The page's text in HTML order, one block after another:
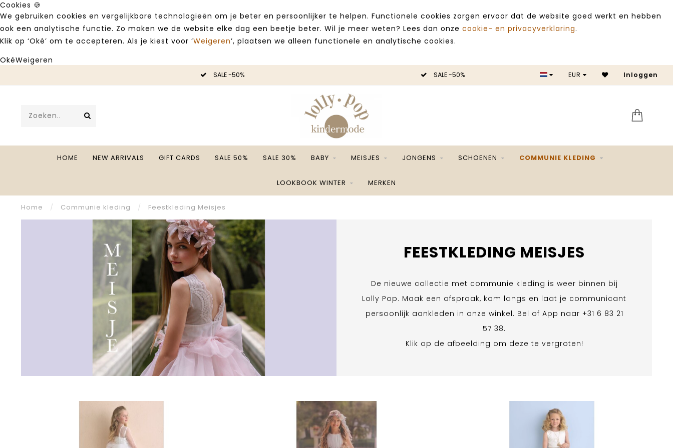
Cookies 🍪
We gebruiken cookies en vergelijkbare technologieën om je beter en persoonlijker te helpen. Functionele cookies zorgen ervoor dat de website goed werkt en hebben
ook een analytische functie. Zo maken we de website elke dag een beetje beter. Wil je meer weten? Lees dan onze cookie- en privacyverklaring.
Klik op ‘Oké’ om te accepteren. Als je kiest voor ‘Weigeren’, plaatsen we alleen functionele en analytische cookies.
OkéWeigeren
SALE -50% SALE -50% SALE
EUR Inloggen
HOME NEW ARRIVALS GIFT CARDS SALE 50% SALE 30% BABY MEISJES JONGENS SCHOENEN COMMUNIE KLEDING
LOOKBOOK WINTER MERKEN
Home / Communie kleding / Feestkleding Meisjes
FEESTKLEDING MEISJES
De nieuwe collectie met communie kleding is weer binnen bij
Lolly Pop. Maak een afspraak, kom langs en laat je communicant
persoonlijk aankleden in onze winkel. Bel of App naar +31 6 83 21
57 38‬.
Klik op de afbeelding om deze te vergroten!